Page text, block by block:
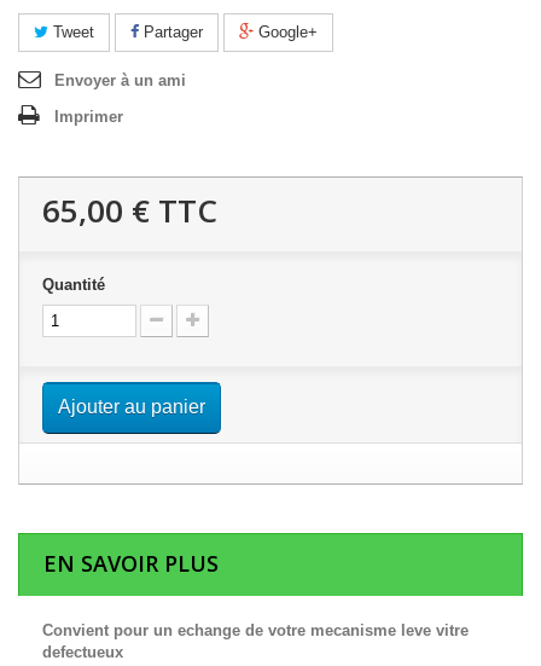
Tweet Partager Google+
Envoyer à un ami
Imprimer
65,00 € TTC
Quantité
Ajouter au panier
EN SAVOIR PLUS
Convient pour un echange de votre mecanisme leve vitre
defectueux